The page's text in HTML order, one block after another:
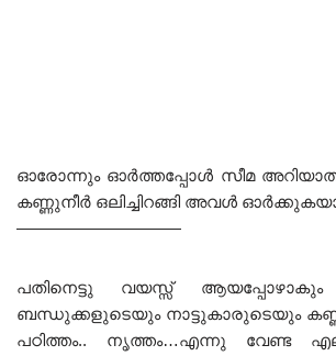
ഓരോന്നും ഓർത്തപ്പോൾ സീമ
കണ്ണുനീർ ഒലിച്ചിറങ്ങി അവൾ
——————————
പതിനെട്ടു വയസ്സ് ആയപ്പോഴാകും
ബന്ധുക്കളുടെയും നാട്ടുകാരുടെയും
പഠിത്തം.. നൃത്തം…എന്നു വേണ്ട